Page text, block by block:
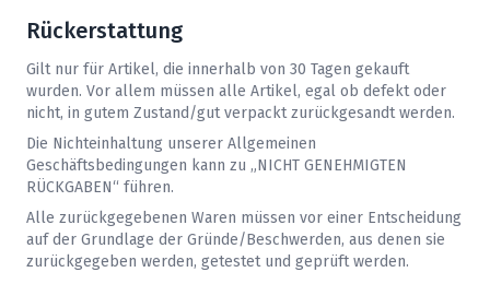
Rückerstattung
Gilt nur für Artikel, die innerhalb von 30 Tagen gekauft
wurden. Vor allem müssen alle Artikel, egal ob defekt oder
nicht, in gutem Zustand/gut verpackt zurückgesandt werden.
Die Nichteinhaltung unserer Allgemeinen
Geschäftsbedingungen kann zu „NICHT GENEHMIGTEN
RÜCKGABEN“ führen.
Alle zurückgegebenen Waren müssen vor einer Entscheidung
auf der Grundlage der Gründe/Beschwerden, aus denen sie
zurückgegeben werden, getestet und geprüft werden.